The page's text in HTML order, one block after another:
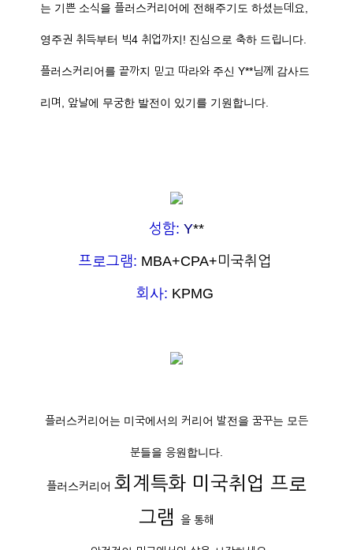
는 기쁜 소식을 플러스커리어에 전해주기도 하셨는데요,
영주권 취득부터 빅4 취업까지! 진심으로 축하 드립니다.
플러스커리어를 끝까지 믿고 따라와 주신 Y**님께 감사드
리며, 앞날에 무궁한 발전이 있기를 기원합니다.
성함: Y**
프로그램: MBA+CPA+미국취업
회사: KPMG
플러스커리어는 미국에서의 커리어 발전을 꿈꾸는 모든
분들을 응원합니다.
플러스커리어 회계특화 미국취업 프로
그램
을 통해